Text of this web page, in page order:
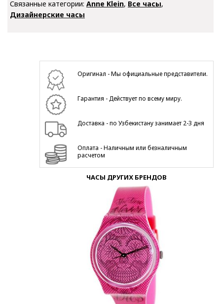
Связанные категории: Anne Klein, Все часы,
Дизайнерские часы
Оригинал - Мы официальные представители.
Гарантия - Действует по всему миру.
Доставка - по Узбекистану занимает 2-3 дня
Оплата - Наличным или безналичным
расчетом
ЧАСЫ ДРУГИХ БРЕНДОВ